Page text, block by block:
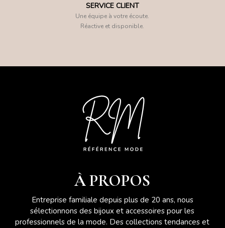
SERVICE CLIENT
Une équipe à votre écoute.
Réactive et disponible.
À PROPOS
Entreprise familiale depuis plus de 20 ans, nous
sélectionnons des bijoux et accessoires pour les
professionnels de la mode. Des collections tendances et